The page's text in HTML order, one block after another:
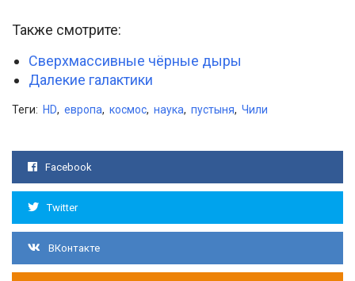
Также смотрите:
Сверхмассивные чёрные дыры
Далекие галактики
Теги: HD, европа, космос, наука, пустыня, Чили
Facebook
Twitter
ВКонтакте